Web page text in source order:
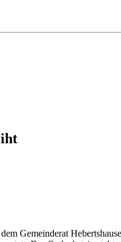
Gemeinderat